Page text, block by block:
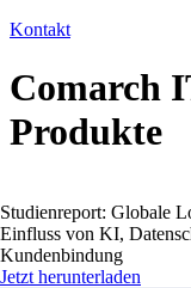
Kontakt
Comarch
Produkte
Studienreport: Globale
Einfluss von KI,
Kundenbindung
Jetzt herunterladen